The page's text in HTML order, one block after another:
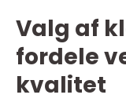
Valg af
fordele
kvalitet